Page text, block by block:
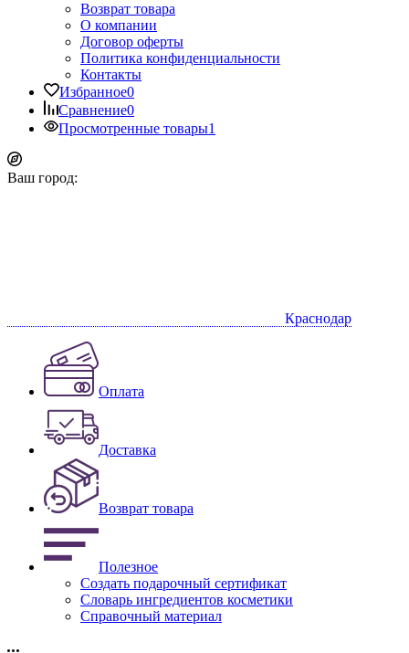
Возврат товара
О компании
Договор оферты
Политика конфиденциальности
Контакты
Избранное0
Сравнение0
Просмотренные товары1
Ваш город:
Краснодар
Оплата
Доставка
Возврат товара
Полезное
Создать подарочный сертификат
Словарь ингредиентов косметики
Справочный материал